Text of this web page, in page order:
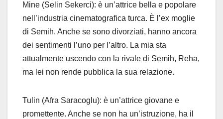
Mine (Selin Sekerci): è un’attrice bella e popolare
nell’industria cinematografica turca. È l’ex moglie
di Semih. Anche se sono divorziati, hanno ancora
dei sentimenti l’uno per l’altro. La mia sta
attualmente uscendo con la rivale di Semih, Reha,
ma lei non rende pubblica la sua relazione.
Tulin (Afra Saracoglu): è un’attrice giovane e
promettente. Anche se non ha un’istruzione, ha il